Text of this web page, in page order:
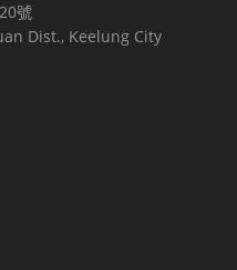
號
Dist., Keelung City